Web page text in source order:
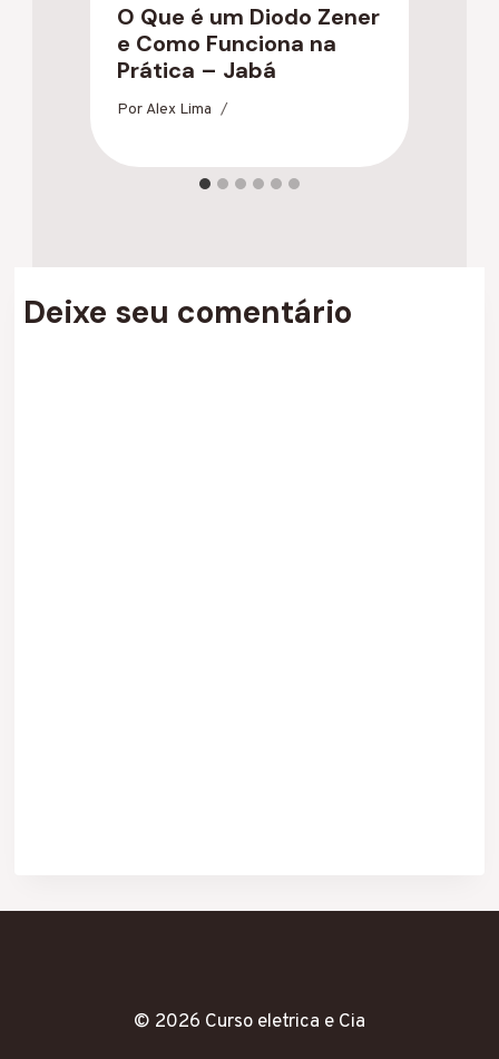
O Que é um Diodo Zener
e Como Funciona na
Prática – Jabá
Por Alex Lima
Deixe seu comentário
© 2026 Curso eletrica e Cia